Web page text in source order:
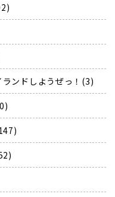
ンドしようぜっ！(3)